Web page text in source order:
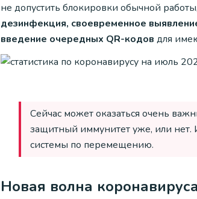
не допустить блокировки обычной
дезинфекция, своевременное
введение очередных QR-кодов для
Сейчас может оказаться очень
защитный иммунитет уже, или нет.
системы по перемещению.
Новая волна